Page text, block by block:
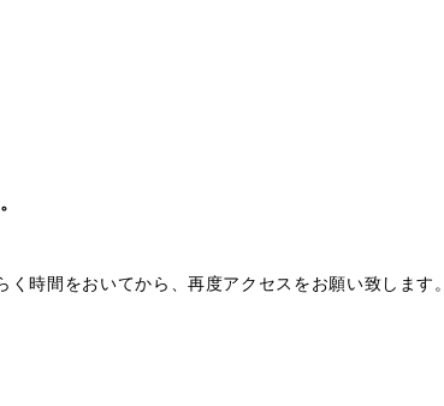
時間をおいてから、再度アクセスをお願い致します。